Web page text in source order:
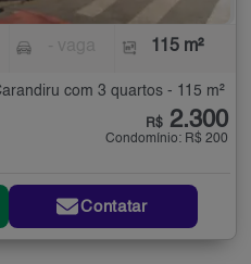
115 m²
com 3 quartos - 115 m²
R$ 2.300
Condomínio: R$ 200
Contatar